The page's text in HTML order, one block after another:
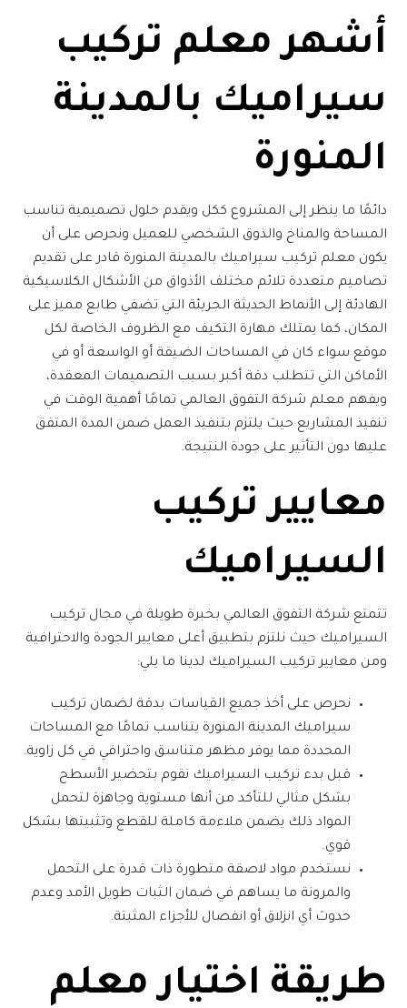
أشهر معلم تركيب
سيراميك بالمدينة
المنورة
دائمًا ما ينظر إلى المشروع ككل ويقدم حلول تصميمية تناسب
المساحة والمناخ والذوق الشخصي للعميل ونحرص على أن
يكون معلم تركيب سيراميك بالمدينة المنورة قادر على تقديم
تصاميم متعددة تلائم مختلف الأذواق من الأشكال الكلاسيكية
الهادئة إلى الأنماط الحديثة الجريئة التي تضفي طابع مميز على
المكان، كما يمتلك مهارة التكيف مع الظروف الخاصة لكل
موقع سواء كان في المساحات الضيقة أو الواسعة أو في
الأماكن التي تتطلب دقة أكبر بسبب التصميمات المعقدة،
ويفهم معلم شركة التفوق العالمي تمامًا أهمية الوقت في
تنفيذ المشاريع حيث يلتزم بتنفيذ العمل ضمن المدة المتفق
عليها دون التأثير على جودة النتيجة.
معايير تركيب
السيراميك
تتمتع شركة التفوق العالمي بخبرة طويلة في مجال تركيب
السيراميك حيث نلتزم بتطبيق أعلى معايير الجودة والاحترافية
ومن معايير تركيب السيراميك لدينا ما يلي:
نحرص على أخذ جميع القياسات بدقة لضمان تركيب
سيراميك المدينة المنورة يتناسب تمامًا مع المساحات
المحددة مما يوفر مظهر متناسق واحترافي في كل زاوية.
قبل بدء تركيب السيراميك نقوم بتحضير الأسطح
بشكل مثالي للتأكد من أنها مستوية وجاهزة لتحمل
المواد ذلك يضمن ملاءمة كاملة للقطع وتثبيتها بشكل
قوي.
نستخدم مواد لاصقة متطورة ذات قدرة على التحمل
والمرونة ما يساهم في ضمان الثبات طويل الأمد وعدم
حدوث أي انزلاق أو انفصال للأجزاء المثبتة.
طريقة اختيار معلم